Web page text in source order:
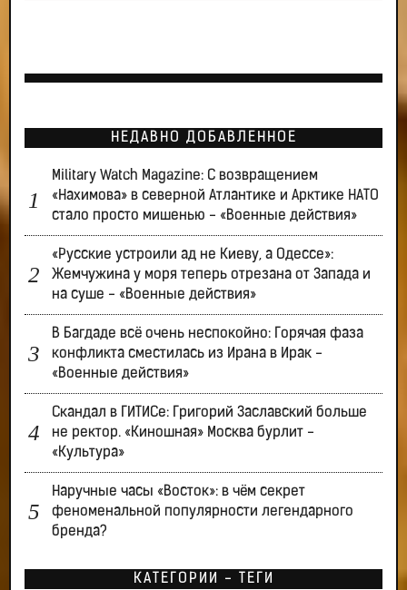
НЕДАВНО ДОБАВЛЕННОЕ
Military Watch Magazine: С возвращением
«Нахимова» в северной Атлантике и Арктике НАТО
стало просто мишенью - «Военные действия»
«Русские устроили ад не Киеву, а Одессе»:
Жемчужина у моря теперь отрезана от Запада и
на суше - «Военные действия»
В Багдаде всё очень неспокойно: Горячая фаза
конфликта сместилась из Ирана в Ирак -
«Военные действия»
Скандал в ГИТИСе: Григорий Заславский больше
не ректор. «Киношная» Москва бурлит -
«Культура»
Наручные часы «Восток»: в чём секрет
феноменальной популярности легендарного
бренда?
КАТЕГОРИИ - ТЕГИ